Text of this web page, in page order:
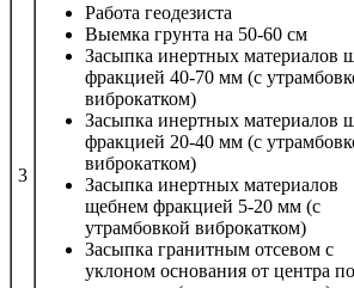
3
Работа геодезиста
Выемка грунта на 50-60 см
Засыпка инертных материалов
фракцией 40-70 мм (с
виброкатком)
Засыпка инертных материалов
фракцией 20-40 мм (с
виброкатком)
Засыпка инертных материалов
щебнем фракцией 5-20 мм (с
утрамбовкой виброкатком)
Засыпка гранитным отсевом с
уклоном основания от центра